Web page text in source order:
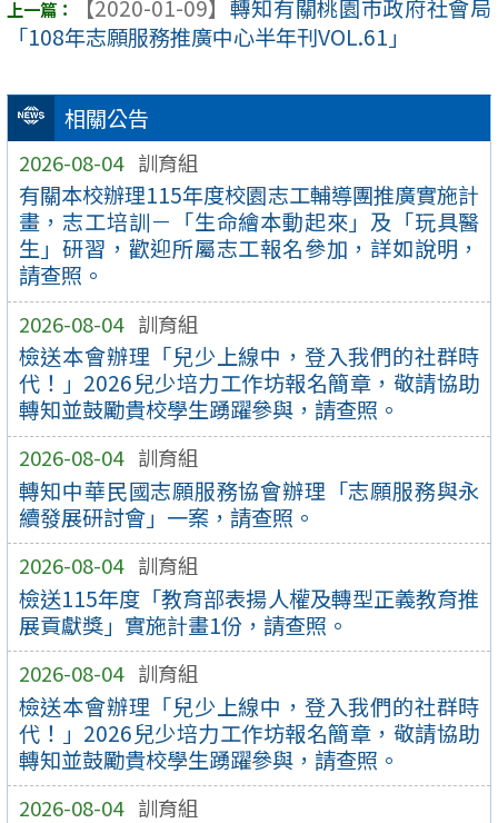
相關公告
2026-08-04 訓育組
有關本校辦理115年度校園志工輔導團推廣實施計
畫，志工培訓－「生命繪本動起來」及「玩具醫
生」研習，歡迎所屬志工報名參加，詳如說明，
請查照。
2026-08-04 訓育組
檢送本會辦理「兒少上線中，登入我們的社群時
代！」2026兒少培力工作坊報名簡章，敬請協助
轉知並鼓勵貴校學生踴躍參與，請查照。
2026-08-04 訓育組
轉知中華民國志願服務協會辦理「志願服務與永
續發展研討會」一案，請查照。
2026-08-04 訓育組
檢送115年度「教育部表揚人權及轉型正義教育推
展貢獻獎」實施計畫1份，請查照。
2026-08-04 訓育組
檢送本會辦理「兒少上線中，登入我們的社群時
代！」2026兒少培力工作坊報名簡章，敬請協助
轉知並鼓勵貴校學生踴躍參與，請查照。
2026-08-04 訓育組
【2020-01-09】 轉知有關桃園市政府社會局
「108年志願服務推廣中心半年刊VOL.61」